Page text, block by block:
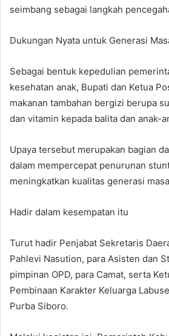
seimbang sebagai langkah
Dukungan Nyata untuk Generasi
Sebagai bentuk kepedulian
kesehatan anak, Bupati dan Ketua
makanan tambahan bergizi berupa
dan vitamin kepada balita dan anak-
Upaya tersebut merupakan bagian
dalam mempercepat penurunan
meningkatkan kualitas generasi
Hadir dalam kesempatan itu
Turut hadir Penjabat Sekretaris
Pahlevi Nasution, para Asisten dan
pimpinan OPD, para Camat, serta
Pembinaan Karakter Keluarga
Purba Siboro.